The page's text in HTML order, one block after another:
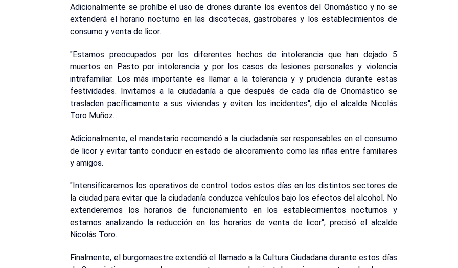
Adicionalmente se prohíbe el uso de drones durante los eventos del Onomástico y no se
extenderá el horario nocturno en las discotecas, gastrobares y los establecimientos de
consumo y venta de licor.
"Estamos preocupados por los diferentes hechos de intolerancia que han dejado 5
muertos en Pasto por intolerancia y por los casos de lesiones personales y violencia
intrafamiliar. Los más importante es llamar a la tolerancia y y prudencia durante estas
festividades. Invitamos a la ciudadanía a que después de cada día de Onomástico se
trasladen pacíficamente a sus viviendas y eviten los incidentes", dijo el alcalde Nicolás
Toro Muñoz.
Adicionalmente, el mandatario recomendó a la ciudadanía ser responsables en el consumo
de licor y evitar tanto conducir en estado de alicoramiento como las riñas entre familiares
y amigos.
"Intensificaremos los operativos de control todos estos días en los distintos sectores de
la ciudad para evitar que la ciudadanía conduzca vehículos bajo los efectos del alcohol. No
extenderemos los horarios de funcionamiento en los establecimientos nocturnos y
estamos analizando la reducción en los horarios de venta de licor", precisó el alcalde
Nicolás Toro.
Finalmente, el burgomaestre extendió el llamado a la Cultura Ciudadana durante estos días